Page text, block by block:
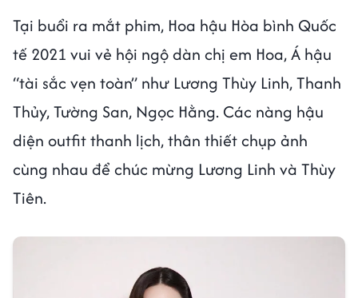
Tại buổi ra mắt phim, Hoa hậu Hòa bình Quốc
tế 2021 vui vẻ hội ngộ dàn chị em Hoa, Á hậu
“tài sắc vẹn toàn” như Lương Thùy Linh, Thanh
Thủy, Tường San, Ngọc Hằng. Các nàng hậu
diện outfit thanh lịch, thân thiết chụp ảnh
cùng nhau để chúc mừng Lương Linh và Thùy
Tiên.